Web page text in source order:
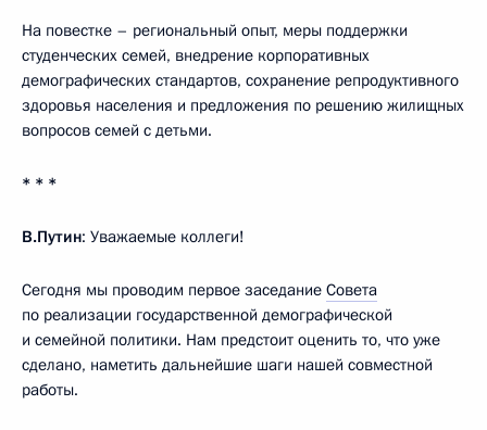
На повестке – региональный опыт, меры поддержки
студенческих семей, внедрение корпоративных
демографических стандартов, сохранение репродуктивного
здоровья населения и предложения по решению жилищных
вопросов семей с детьми.
* * *
В.Путин: Уважаемые коллеги!
Сегодня мы проводим первое заседание Совета
по реализации государственной демографической
и семейной политики. Нам предстоит оценить то, что уже
сделано, наметить дальнейшие шаги нашей совместной
работы.